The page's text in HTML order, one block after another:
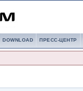
DOWNLOAD ПРЕСС-ЦЕНТР